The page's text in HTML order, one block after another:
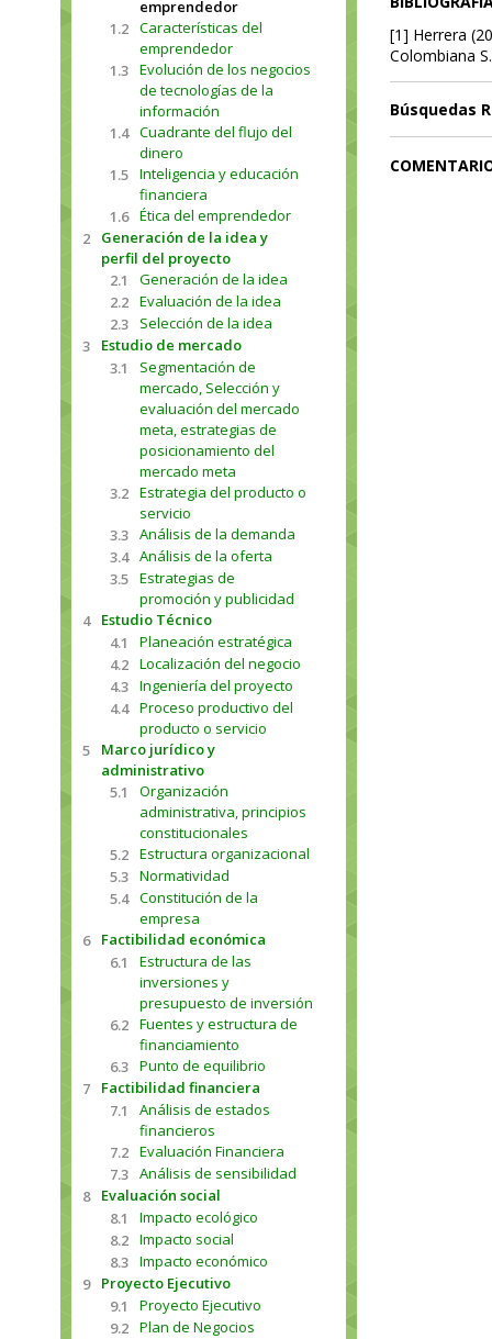
emprendedor
1.2 Características del
emprendedor
1.3 Evolución de los negocios
de tecnologías de la
información
1.4 Cuadrante del flujo del
dinero
1.5 Inteligencia y educación
financiera
1.6 Ética del emprendedor
2
Generación de la idea y
perfil del proyecto
2.1
Generación de la idea
2.2 Evaluación de la idea
2.3
Selección de la idea
3
Estudio de mercado
3.1
Segmentación de
mercado, Selección y
evaluación del mercado
meta, estrategias de
posicionamiento del
mercado meta
3.2 Estrategia del producto o
servicio
3.3 Análisis de la demanda
3.4 Análisis de la oferta
3.5 Estrategias de
promoción y publicidad
4
Estudio Técnico
4.1
Planeación estratégica
4.2 Localización del negocio
4.3 Ingeniería del proyecto
4.4 Proceso productivo del
producto o servicio
5
Marco jurídico y
administrativo
5.1
Organización
administrativa, principios
constitucionales
5.2 Estructura organizacional
5.3 Normatividad
5.4 Constitución de la
empresa
6
Factibilidad económica
6.1
Estructura de las
inversiones y
presupuesto de inversión
6.2 Fuentes y estructura de
financiamiento
6.3 Punto de equilibrio
7
Factibilidad financiera
7.1
Análisis de estados
financieros
7.2 Evaluación Financiera
7.3 Análisis de sensibilidad
8
Evaluación social
8.1
Impacto ecológico
8.2 Impacto social
8.3 Impacto económico
9
Proyecto Ejecutivo
9.1
Proyecto Ejecutivo
9.2 Plan de Negocios
[1] Herrera
Colombiana
Búsquedas